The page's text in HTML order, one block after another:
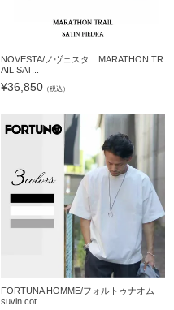
NOVESTA/ノヴェスタ MARATHON TR
AIL SAT...
¥36,850 （税込）
FORTUNA HOMME/フォルトゥナオム
suvin cot...